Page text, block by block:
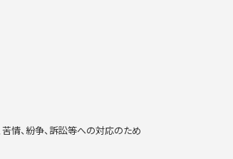
情、紛争、訴訟等への対応のため